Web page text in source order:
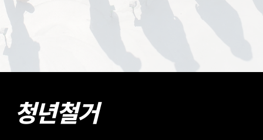
청년철거